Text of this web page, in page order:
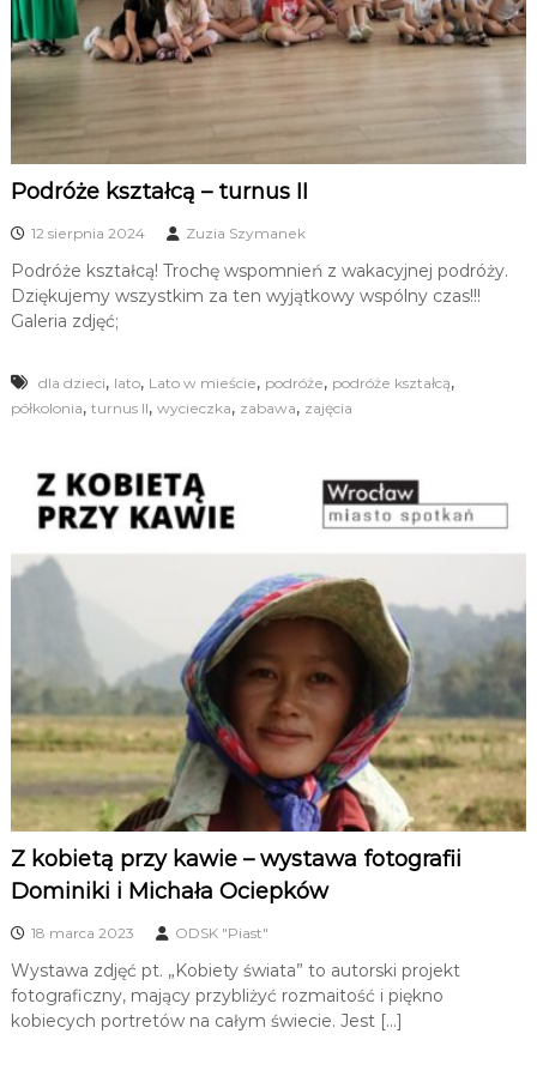
Podróże kształcą – turnus II
12 sierpnia 2024 Zuzia Szymanek
Podróże kształcą! Trochę wspomnień z wakacyjnej podróży.
Dziękujemy wszystkim za ten wyjątkowy wspólny czas!!!
Galeria zdjęć;
dla dzieci, lato, Lato w mieście, podróże, podróże kształcą,
półkolonia, turnus II, wycieczka, zabawa, zajęcia
Z kobietą przy kawie – wystawa fotografii
Dominiki i Michała Ociepków
18 marca 2023 ODSK "Piast"
Wystawa zdjęć pt. „Kobiety świata” to autorski projekt
fotograficzny, mający przybliżyć rozmaitość i piękno
kobiecych portretów na całym świecie. Jest […]